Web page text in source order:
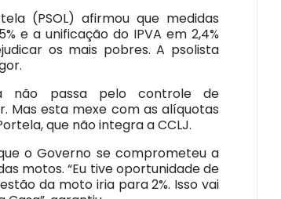
(PSOL) afirmou que medidas
e a unificação do IPVA em 2,4%
os mais pobres. A psolista
não passa pelo controle de
Mas esta mexe com as alíquotas
que não integra a CCLJ.
o Governo se comprometeu a
motos. “Eu tive oportunidade de
da moto iria para 2%. Isso vai